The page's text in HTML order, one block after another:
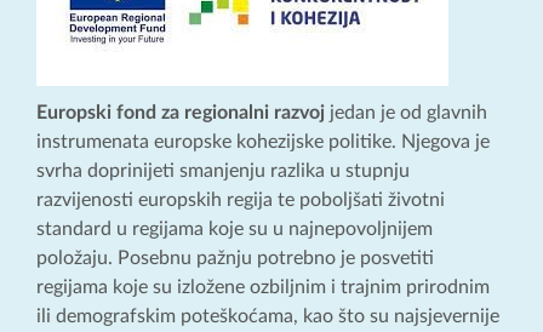
Europski fond za regionalni razvoj jedan je od glavnih
instrumenata europske kohezijske politike. Njegova je
svrha doprinijeti smanjenju razlika u stupnju
razvijenosti europskih regija te poboljšati životni
standard u regijama koje su u najnepovoljnijem
položaju. Posebnu pažnju potrebno je posvetiti
regijama koje su izložene ozbiljnim i trajnim prirodnim
ili demografskim poteškoćama, kao što su najsjevernije